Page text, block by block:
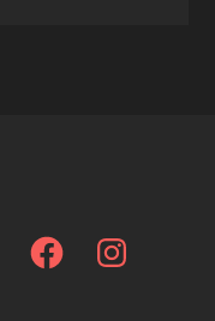
FacebookInstagram